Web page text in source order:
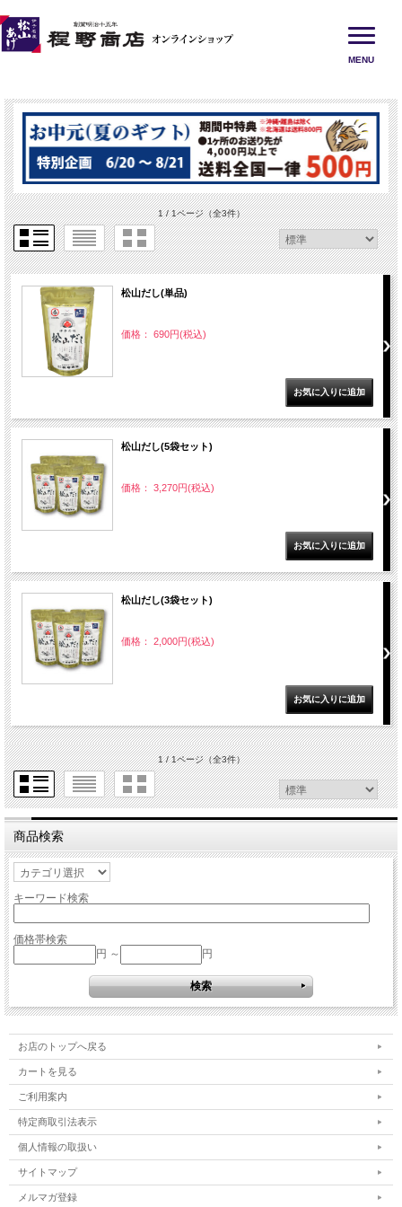
MENU
1 / 1ページ（全3件）
松山だし(単品)
価格： 690円(税込)
松山だし(5袋セット)
価格： 3,270円(税込)
松山だし(3袋セット)
価格： 2,000円(税込)
1 / 1ページ（全3件）
商品検索
キーワード検索
価格帯検索
円 ～
円
お店のトップへ戻る
カートを見る
ご利用案内
特定商取引法表示
個人情報の取扱い
サイトマップ
メルマガ登録